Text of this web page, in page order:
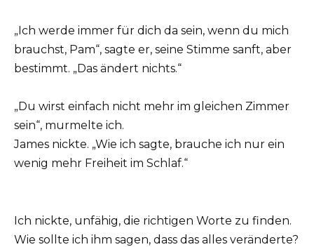
„Ich werde immer für dich da sein, wenn du mich
brauchst, Pam“, sagte er, seine Stimme sanft, aber
bestimmt. „Das ändert nichts.“
„Du wirst einfach nicht mehr im gleichen Zimmer
sein“, murmelte ich.
James nickte. „Wie ich sagte, brauche ich nur ein
wenig mehr Freiheit im Schlaf.“
Ich nickte, unfähig, die richtigen Worte zu finden.
Wie sollte ich ihm sagen, dass das alles veränderte?